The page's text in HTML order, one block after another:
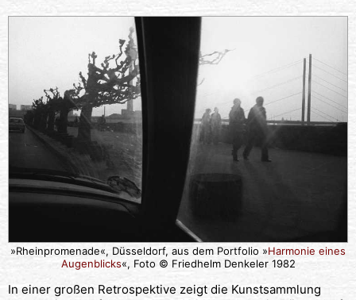
»Rheinpromenade«, Düsseldorf, aus dem Portfolio »Harmonie eines
Augenblicks«, Foto © Friedhelm Denkeler 1982
In einer großen Retrospektive zeigt die Kunstsammlung